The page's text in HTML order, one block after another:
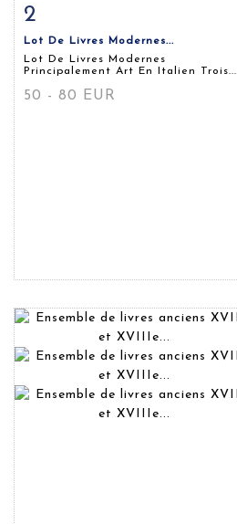
Fiche détaillée
2
Lot De Livres Modernes...
Lot De Livres Modernes
Principalement Art En Italien Trois...
50 - 80 EUR